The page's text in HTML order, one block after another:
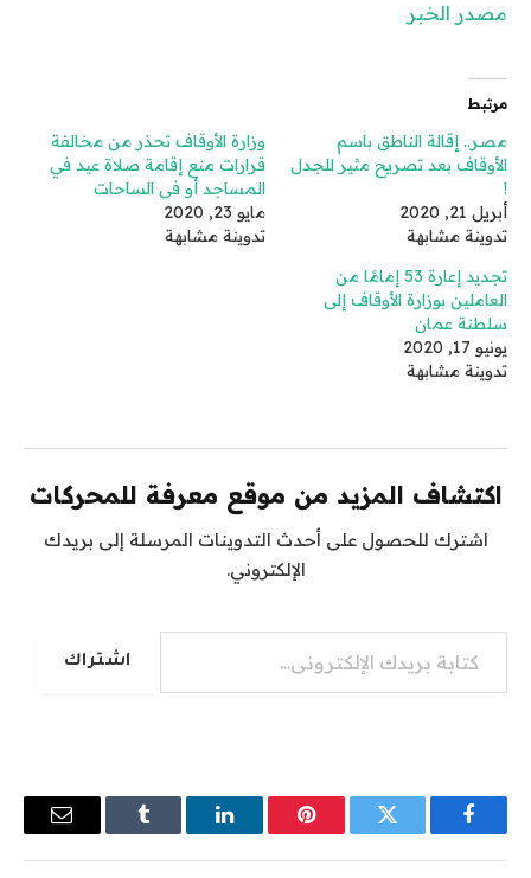
مصدر الخبر
مرتبط
مصر.. إقالة الناطق باسم
الأوقاف بعد تصريح مثير للجدل
!
أبريل 21, 2020
تدوينة مشابهة
وزارة الأوقاف تحذر من مخالفة
قرارات منع إقامة صلاة عيد في
المساجد أو في الساحات
مايو 23, 2020
تدوينة مشابهة
تجديد إعارة 53 إمامًا من
العاملين بوزارة الأوقاف إلى
سلطنة عمان
يونيو 17, 2020
تدوينة مشابهة
اكتشاف المزيد من موقع معرفة للمحركات
اشترك للحصول على أحدث التدوينات المرسلة إلى بريدك
الإلكتروني.
كتابة بريدك الإلكتروني...
اشتراك
فيسبوك تويتر بينتيريستلينكدإن Tumblr
البريد